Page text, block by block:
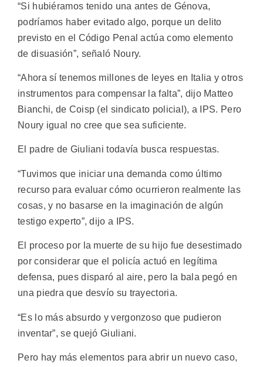
“Si hubiéramos tenido una antes de Génova,
podríamos haber evitado algo, porque un delito
previsto en el Código Penal actúa como elemento
de disuasión”, señaló Noury.
“Ahora sí tenemos millones de leyes en Italia y otros
instrumentos para compensar la falta”, dijo Matteo
Bianchi, de Coisp (el sindicato policial), a IPS. Pero
Noury igual no cree que sea suficiente.
El padre de Giuliani todavía busca respuestas.
“Tuvimos que iniciar una demanda como último
recurso para evaluar cómo ocurrieron realmente las
cosas, y no basarse en la imaginación de algún
testigo experto”, dijo a IPS.
El proceso por la muerte de su hijo fue desestimado
por considerar que el policía actuó en legítima
defensa, pues disparó al aire, pero la bala pegó en
una piedra que desvío su trayectoria.
“Es lo más absurdo y vergonzoso que pudieron
inventar”, se quejó Giuliani.
Pero hay más elementos para abrir un nuevo caso,